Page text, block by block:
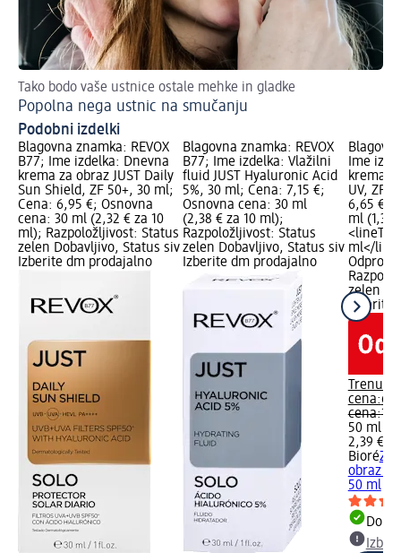
Tako bodo vaše ustnice ostale mehke in gladke
Popolna nega ustnic na smučanju
Podobni izdelki
Blagovna znamka: REVOX
B77; Ime izdelka: Dnevna
krema za obraz JUST Daily
Sun Shield, ZF 50+, 30 ml;
Cena: 6,95 €; Osnovna
cena: 30 ml (2,32 € za 10
ml); Razpoložljivost: Status
zelen Dobavljivo, Status siv
Izberite dm prodajalno
Blagovna znamka: REVOX
B77; Ime izdelka: Vlažilni
fluid JUST Hyaluronic Acid
5%, 30 ml; Cena: 7,15 €;
Osnovna cena: 30 ml
(2,38 € za 10 ml);
Razpoložljivost: Status
zelen Dobavljivo, Status siv
Izberite dm prodajalno
Ime
krema
UV, ZF
6,65 €;
ml (1,33
ml</
zelen
Izberite
cena:
cena:
50 ml
2,39 €
Bioré
obraz
50 ml